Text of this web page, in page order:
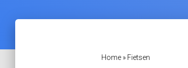
Home» Fietsen